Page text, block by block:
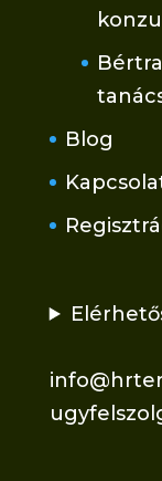
Blog